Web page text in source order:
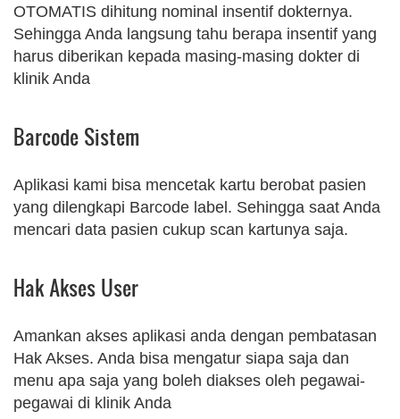
OTOMATIS dihitung nominal insentif dokternya.
Sehingga Anda langsung tahu berapa insentif yang
harus diberikan kepada masing-masing dokter di
klinik Anda
Barcode Sistem
Aplikasi kami bisa mencetak kartu berobat pasien
yang dilengkapi Barcode label. Sehingga saat Anda
mencari data pasien cukup scan kartunya saja.
Hak Akses User
Amankan akses aplikasi anda dengan pembatasan
Hak Akses. Anda bisa mengatur siapa saja dan
menu apa saja yang boleh diakses oleh pegawai-
pegawai di klinik Anda